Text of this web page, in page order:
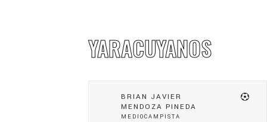
YARACUYANOS
BRIAN JAVIER
MENDOZA PINEDA
MEDIOCAMPISTA